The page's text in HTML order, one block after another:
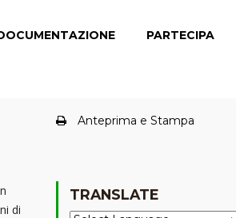
PARTECIPA
Anteprima e Stampa
di
TRANSLATE